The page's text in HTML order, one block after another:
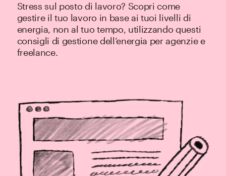
Stress sul posto di lavoro? Scopri come
gestire il tuo lavoro in base ai tuoi livelli di
energia, non al tuo tempo, utilizzando questi
consigli di gestione dell’energia per agenzie e
freelance.